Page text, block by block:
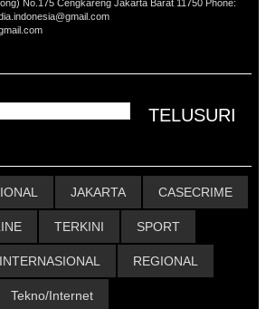
No.175 Cengkareng Jakarta Barat 11750 Phone:
JAKARTA CASECRIME
TERKINI SPORT
INTERNASIONAL REGIONAL
Tekno/Internet